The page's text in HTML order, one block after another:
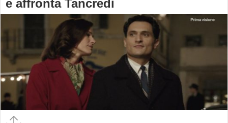
e affronta Tancredi